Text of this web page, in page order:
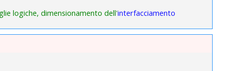
logiche, dimensionamento dell'interfacciamento